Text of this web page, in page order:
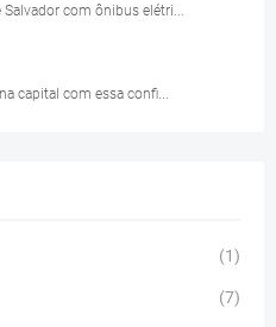
com ônibus elétri...
capital com essa confi...
(1)
(7)